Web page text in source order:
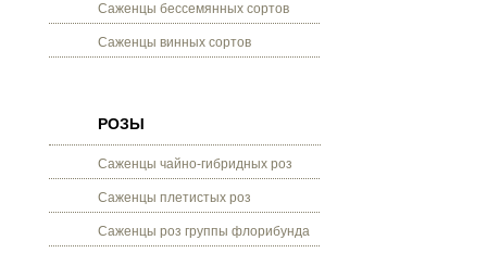
Саженцы бессемянных сортов
Саженцы винных сортов
РОЗЫ
Саженцы чайно-гибридных роз
Саженцы плетистых роз
Саженцы роз группы флорибунда